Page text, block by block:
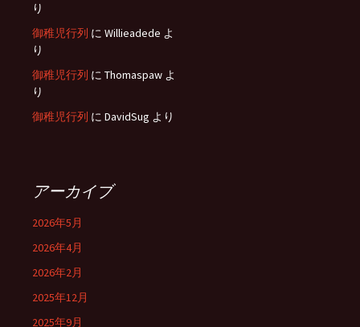
り
御稚児行列 に Willieadede よ
り
御稚児行列 に Thomaspaw よ
り
御稚児行列 に DavidSug より
アーカイブ
2026年5月
2026年4月
2026年2月
2025年12月
2025年9月